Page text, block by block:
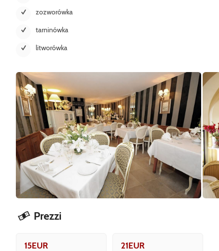
zozworówka
tarninówka
litworówka
Prezzi
15EUR 21EUR